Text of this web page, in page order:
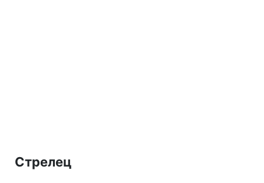
Стрелец